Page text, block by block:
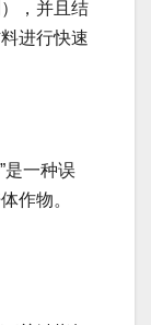
，并且结
进行快速
是一种误
作物。